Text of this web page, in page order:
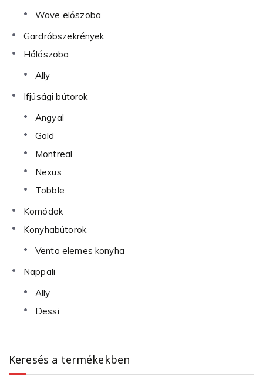
Wave előszoba
Gardróbszekrények
Hálószoba
Ally
Ifjúsági bútorok
Angyal
Gold
Montreal
Nexus
Tobble
Komódok
Konyhabútorok
Vento elemes konyha
Nappali
Ally
Dessi
Keresés a termékekben